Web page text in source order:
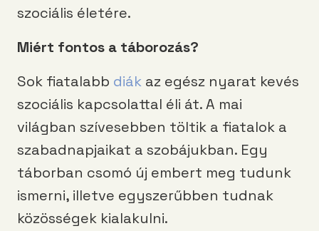
szociális életére.
Miért fontos a táborozás?
Sok fiatalabb diák az egész nyarat kevés
szociális kapcsolattal éli át. A mai
világban szívesebben töltik a fiatalok a
szabadnapjaikat a szobájukban. Egy
táborban csomó új embert meg tudunk
ismerni, illetve egyszerűbben tudnak
közösségek kialakulni.